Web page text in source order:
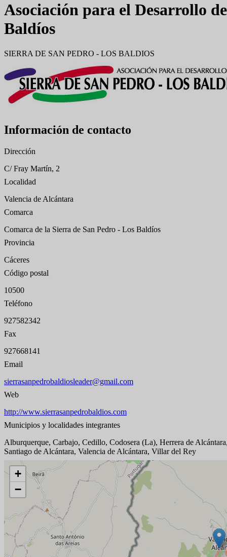
Asociación para el Desarrollo
Baldíos
SIERRA DE SAN PEDRO - LOS BALDIOS
Información de contacto
Dirección
C/ Fray Martín, 2
Localidad
Valencia de Alcántara
Comarca
Comarca de la Sierra de San Pedro - Los Baldíos
Provincia
Cáceres
Código postal
10500
Teléfono
927582342
Fax
927668141
Email
sierrasanpedrobaldiosleader@gmail.com
Web
http://www.sierrasanpedrobaldios.com
Municipios y localidades integrantes
Alburquerque, Carbajo, Cedillo, Codosera (La), Herrera de
Santiago de Alcántara, Valencia de Alcántara, Villar del Rey
+
−